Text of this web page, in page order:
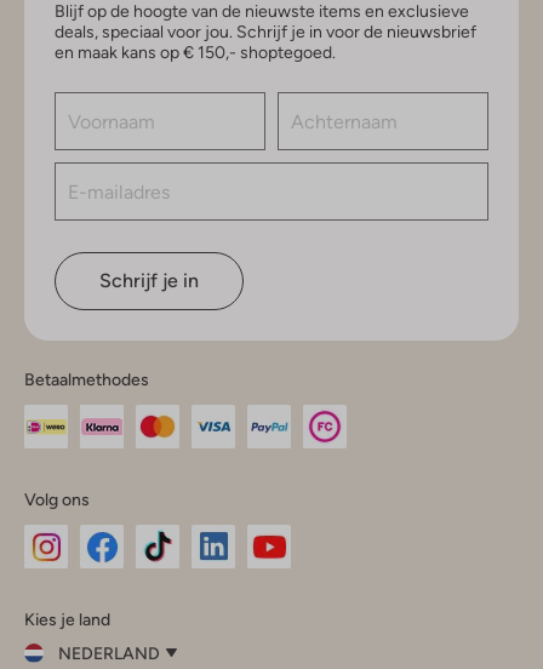
Blijf op de hoogte van de nieuwste items en exclusieve
deals, speciaal voor jou. Schrijf je in voor de nieuwsbrief
en maak kans op € 150,- shoptegoed.
Schrijf je in
Betaalmethodes
Volg ons
InstagramFacebook
Kies je land
NEDERLAND